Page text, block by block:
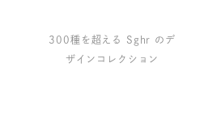
300種を超える Sghr のデ
ザインコレクション